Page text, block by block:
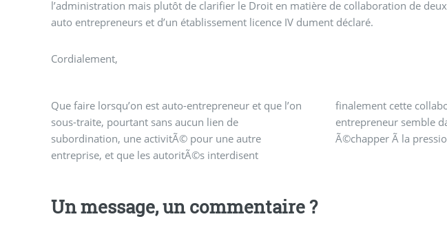
l’administration mais plutôt de clarifier le Droit en matière de collaboration de deux
auto entrepreneurs et d’un établissement licence IV dument déclaré.
Cordialement,
Que faire lorsqu’on est auto-entrepreneur et que l’on
sous-traite, pourtant sans aucun lien de
subordination, une activitÃ© pour une autre
entreprise, et que les autoritÃ©s interdisent
finalement cette collaboration. Certes, le micro-
entrepreneur semble dans son droit, mais comment
Ã©chapper Ã la pression de ceux qui peuvent lui
donner cette autorisation, si ce n’est en versant un
Un message, un commentaire ?